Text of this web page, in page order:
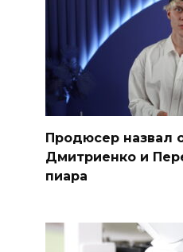
Продюсер назвал
Дмитриенко и
пиара